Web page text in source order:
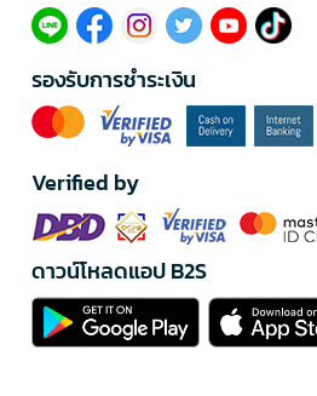
รองรับการชำระเงิน
Verified by
ดาวน์โหลดแอป B2S